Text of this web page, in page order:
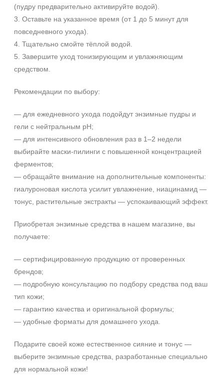
Лицо
Объём
1 шт
20 мл
Ингредиенты
Время применения
Вечер
День
Показать еще
Пол
Процедура
Демакияж
Массаж
Пилинг
(пудру предварительно активируйте водой).
3. Оставьте на указанное время (от 1 до 5 минут для
повседневного ухода).
4. Тщательно смойте тёплой водой.
5. Завершите уход тонизирующим и увлажняющим
средством.
Рекомендации по выбору:
— для ежедневного ухода подойдут энзимные пудры и
гели с нейтральным pH;
— для интенсивного обновления раз в 1–2 недели
выбирайте маски-пилинги с повышенной концентрацией
ферментов;
— обращайте внимание на дополнительные компоненты:
гиалуроновая кислота усилит увлажнение, ниацинамид —
тонус, растительные экстракты — успокаивающий эффект.
Приобретая энзимные средства в нашем магазине, вы
получаете:
— сертифицированную продукцию от проверенных
брендов;
— подробную консультацию по подбору средства под ваш
тип кожи;
— гарантию качества и оригинальной формулы;
— удобные форматы для домашнего ухода.
Подарите своей коже естественное сияние и тонус —
выберите энзимные средства, разработанные специально
для нормальной кожи!
+7 (495) 640-58-89